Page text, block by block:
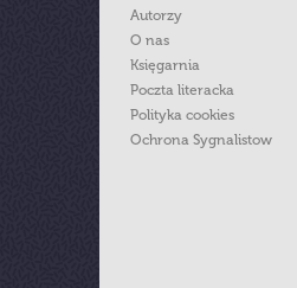
Autorzy
O nas
Księgarnia
Poczta literacka
Polityka cookies
Ochrona Sygnalistow